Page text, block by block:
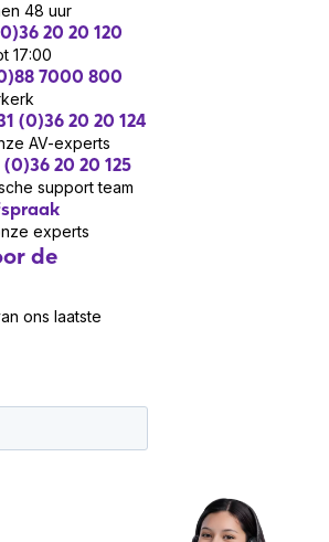
48 uur
20 20 120
17:00
7000 800
(0)36 20 20 124
AV-experts
20 20 125
support team
experts
de
ons laatste